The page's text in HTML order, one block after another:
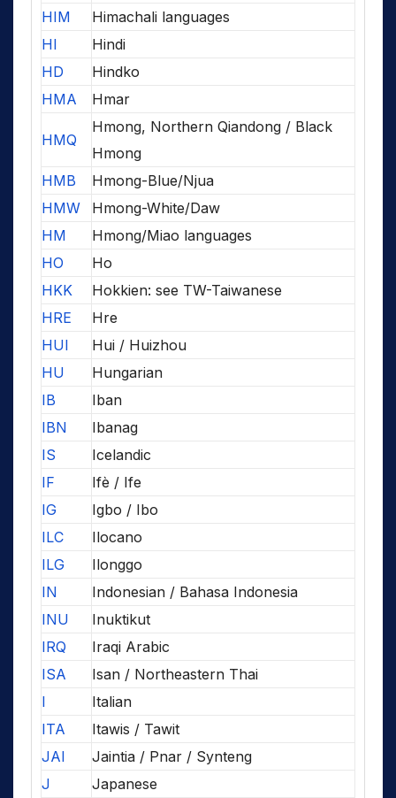
HIM
Himachali languages
HI
Hindi
HD
Hindko
HMA
Hmar
HMQ
Hmong, Northern Qiandong / Black
Hmong
HMB
Hmong-Blue/Njua
HMW
Hmong-White/Daw
HM
Hmong/Miao languages
HO
Ho
HKK
Hokkien: see TW-Taiwanese
HRE
Hre
HUI
Hui / Huizhou
HU
Hungarian
IB
Iban
IBN
Ibanag
IS
Icelandic
IF
Ifè / Ife
IG
Igbo / Ibo
ILC
Ilocano
ILG
Ilonggo
IN
Indonesian / Bahasa Indonesia
INU
Inuktikut
IRQ
Iraqi Arabic
ISA
Isan / Northeastern Thai
I
Italian
ITA
Itawis / Tawit
JAI
Jaintia / Pnar / Synteng
J
Japanese